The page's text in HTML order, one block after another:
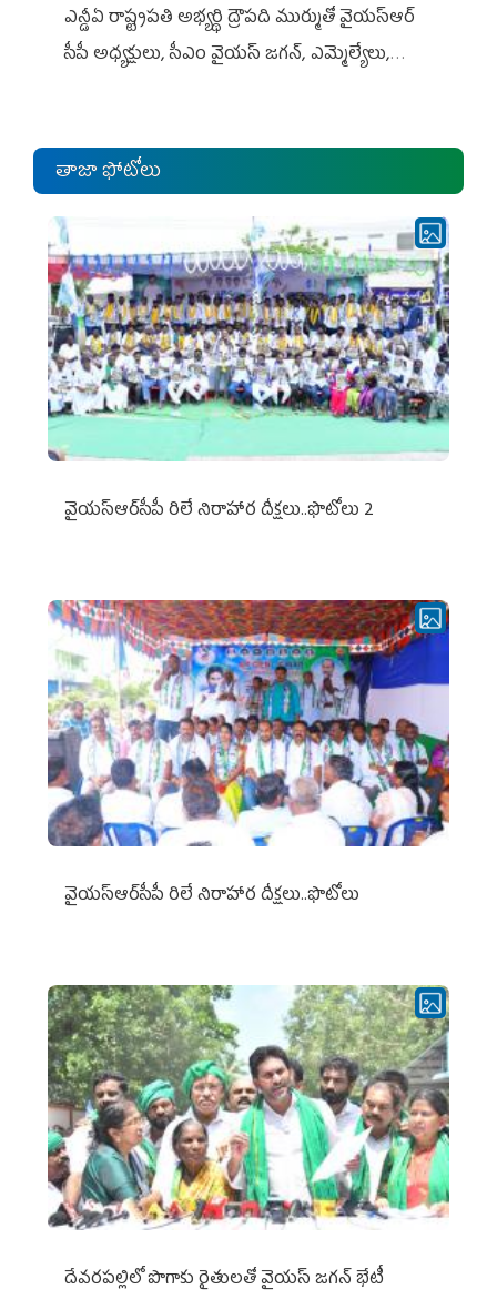
ఎన్డీఏ రాష్ట్ర‌ప‌తి అభ్య‌ర్థి ద్రౌప‌ది ముర్ముతో వైయ‌స్ఆర్
సీపీ అధ్య‌క్షులు, సీఎం వైయ‌స్ జ‌గ‌న్, ఎమ్మెల్యేలు,
తాజా ఫోటోలు
వైయ‌స్ఆర్‌సీపీ రిలే నిరాహార దీక్షలు..ఫొటోలు 2
వైయ‌స్ఆర్‌సీపీ రిలే నిరాహార దీక్షలు..ఫొటోలు
దేవరపల్లిలో పొగాకు రైతులతో వైయస్ జగన్ భేటీ